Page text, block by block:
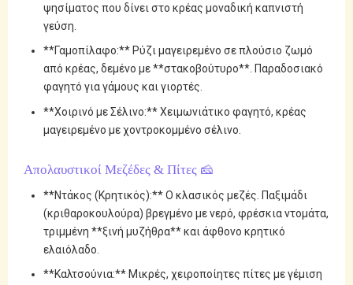
ψησίματος που δίνει στο κρέας μοναδική καπνιστή
γεύση.
**Γαμοπίλαφο:** Ρύζι μαγειρεμένο σε πλούσιο ζωμό
από κρέας, δεμένο με **στακοβούτυρο**. Παραδοσιακό
φαγητό για γάμους και γιορτές.
**Χοιρινό με Σέλινο:** Χειμωνιάτικο φαγητό, κρέας
μαγειρεμένο με χοντροκομμένο σέλινο.
Απολαυστικοί Μεζέδες & Πίτες 🧀
**Ντάκος (Κρητικός):** Ο κλασικός μεζές. Παξιμάδι
(κριθαροκουλούρα) βρεγμένο με νερό, φρέσκια ντομάτα,
τριμμένη **ξινή μυζήθρα** και άφθονο κρητικό
ελαιόλαδο.
**Καλτσούνια:** Μικρές, χειροποίητες πίτες με γέμιση